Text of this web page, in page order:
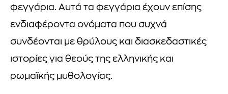
φεγγάρια. Αυτά τα φεγγάρια έχουν επίσης
ενδιαφέροντα ονόματα που συχνά
συνδέονται με θρύλους και διασκεδαστικές
ιστορίες για θεούς της ελληνικής και
ρωμαϊκής μυθολογίας.